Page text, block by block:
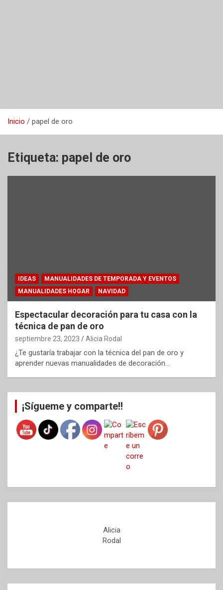
Inicio papel de oro
Etiqueta: papel de oro
IDEAS
MANUALIDADES DE TEMPORADA Y EVENTOS
MANUALIDADES HOGAR
NAVIDAD
Espectacular decoración para tu casa con la
técnica de pan de oro
septiembre 23, 2023 Alicia Rodal
¿Te gustaría trabajar con la técnica del pan de oro y
aprender nuevas manualidades de decoración…
¡Sígueme y comparte!!
Alicia
Rodal